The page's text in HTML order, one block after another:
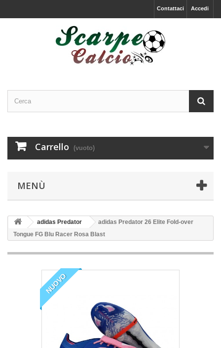
Accedi
Contattaci
Carrello (vuoto)
MENÙ
adidas Predator
adidas Predator 26 Elite Fold-over
Tongue FG Blu Racer Rosa Blast
NUOVO